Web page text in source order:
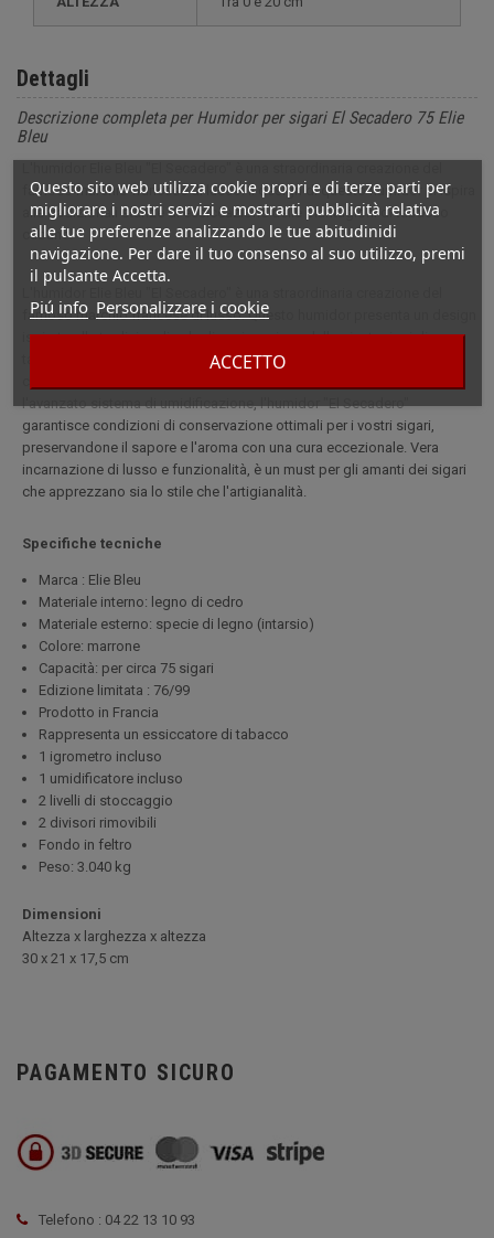
Questo sito web utilizza cookie propri e di terze parti per
migliorare i nostri servizi e mostrarti pubblicità relativa
alle tue preferenze analizzando le tue abitudinidi
navigazione. Per dare il tuo consenso al suo utilizzo, premi
il pulsante Accetta.
Piú info Personalizzare i cookie
ACCETTO
Dettagli
Descrizione completa per Humidor per sigari El Secadero 75 Elie
Bleu
famoso marchio francese di lusso. Il design di questo humidor si ispira
alle tradizionali stanze di essiccazione delle piantagioni di tabacco
cubane.
famoso marchio francese di lusso. Questo humidor presenta un design
ispirato alle tradizionali sale di essiccazione delle piantagioni di
tabacco cubane. Dall'aspetto rustico ma elegante, è stato progettato
l'avanzato sistema di umidificazione, l'humidor "El Secadero"
garantisce condizioni di conservazione ottimali per i vostri sigari,
preservandone il sapore e l'aroma con una cura eccezionale. Vera
incarnazione di lusso e funzionalità, è un must per gli amanti dei sigari
che apprezzano sia lo stile che l'artigianalità.
Specifiche tecniche
Marca : Elie Bleu
Materiale interno: legno di cedro
Materiale esterno: specie di legno (intarsio)
Colore: marrone
Capacità: per circa 75 sigari
Edizione limitata : 76/99
Prodotto in Francia
Rappresenta un essiccatore di tabacco
1 igrometro incluso
1 umidificatore incluso
2 livelli di stoccaggio
2 divisori rimovibili
Fondo in feltro
Peso: 3.040 kg
Dimensioni
Altezza x larghezza x altezza
30 x 21 x 17,5 cm
PAGAMENTO SICURO
Telefono : 04 22 13 10 93